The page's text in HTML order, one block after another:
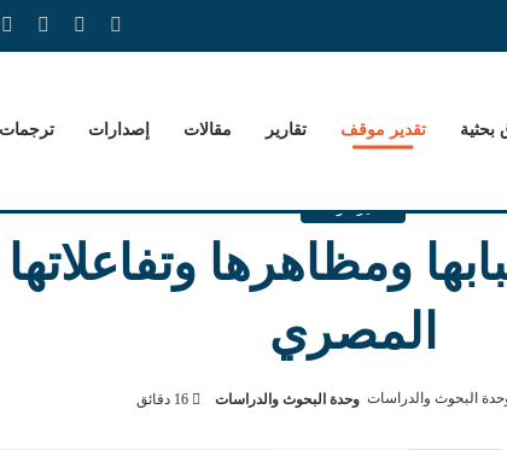
فيسبوك
‫X
بحثية تقدير موقف تقارير مقالات إصدارات ترجمات
تقدير موقف
ومظاهرها
المصري
وحدة البحوث والدراسات